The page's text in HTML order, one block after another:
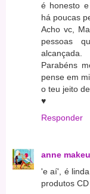
é honesto
há poucas
Acho vc,
pessoas
alcançada.
Parabéns
pense em
o teu jeito
♥
Responder
anne
'e aí', é
produtos